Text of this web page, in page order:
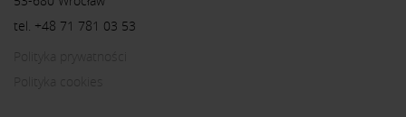
tel. +48 71 781 03 53